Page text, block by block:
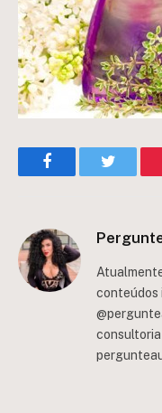
FacebookTwitter
conteúdos